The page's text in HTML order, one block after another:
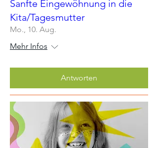
Sanfte Eingewöhnung in die
Kita/Tagesmutter
Mo., 10. Aug.
Mehr Infos
Antworten